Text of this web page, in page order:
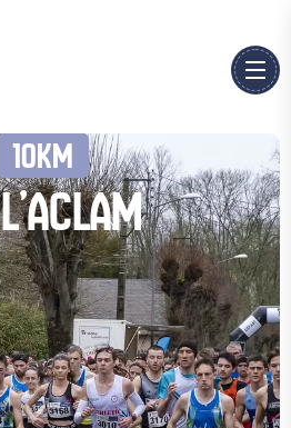
10KM